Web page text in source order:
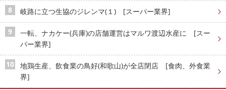
岐路に立つ生協のジレンマ(１) [スーパー業界]
一転、ナカケー(兵庫)の店舗運営はマルワ渡辺水産に [スー
パー業界]
地鶏生産、飲食業の鳥好(和歌山)が全店閉店 [食肉、外食業
界]